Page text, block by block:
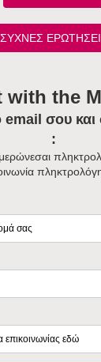
ΣΥΧΝΕΣ
with the
σου
: